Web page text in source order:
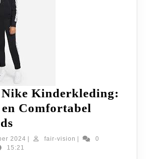
Kinderkleding:
Comfortabel
Nike
Kinderkleding:
2024 23
| fair-vision fair-
|
0
15:21